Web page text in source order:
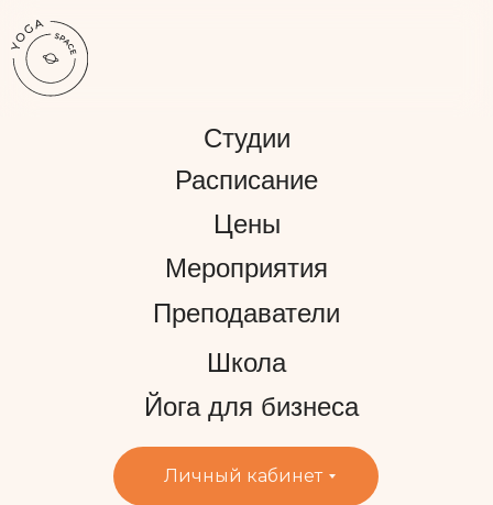
Студии
Расписание
Цены
Мероприятия
Преподаватели
Йога для бизнеса
Школа
Личный кабинет